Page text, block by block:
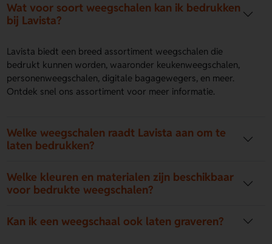
Wat voor soort weegschalen kan ik bedrukken
bij Lavista?
Lavista biedt een breed assortiment weegschalen die
bedrukt kunnen worden, waaronder keukenweegschalen,
personenweegschalen, digitale bagagewegers, en meer.
Ontdek snel ons assortiment voor meer informatie.
Welke weegschalen raadt Lavista aan om te
laten bedrukken?
Welke kleuren en materialen zijn beschikbaar
voor bedrukte weegschalen?
Kan ik een weegschaal ook laten graveren?